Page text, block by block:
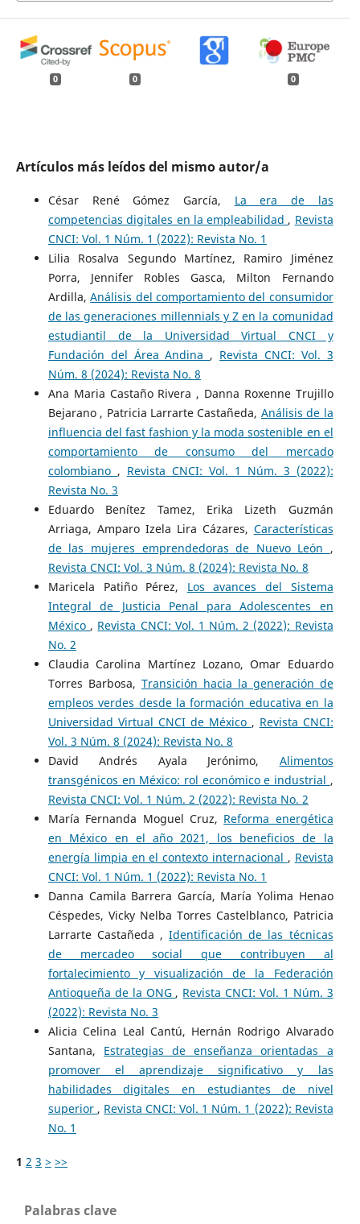
0 0 0
Artículos más leídos del mismo autor/a
César René Gómez García, La era de las
competencias digitales en la empleabilidad , Revista
CNCI: Vol. 1 Núm. 1 (2022): Revista No. 1
Lilia Rosalva Segundo Martínez, Ramiro Jiménez
Porra, Jennifer Robles Gasca, Milton Fernando
Ardilla,Análisis del comportamiento del consumidor
de las generaciones millennials y Z en la comunidad
estudiantil de la Universidad Virtual CNCI y
Fundación del Área Andina , Revista CNCI: Vol. 3
Núm. 8 (2024): Revista No. 8
Ana Maria Castaño Rivera , Danna Roxenne Trujillo
Bejarano , Patricia Larrarte Castañeda, Análisis de la
influencia del fast fashion y la moda sostenible en el
comportamiento de consumo del mercado
colombiano , Revista CNCI: Vol. 1 Núm. 3 (2022):
Revista No. 3
Eduardo Benítez Tamez, Erika Lizeth Guzmán
Arriaga, Amparo Izela Lira Cázares, Características
de las mujeres emprendedoras de Nuevo León ,
Revista CNCI: Vol. 3 Núm. 8 (2024): Revista No. 8
Maricela Patiño Pérez, Los avances del Sistema
Integral de Justicia Penal para Adolescentes en
México , Revista CNCI: Vol. 1 Núm. 2 (2022): Revista
No. 2
Claudia Carolina Martínez Lozano, Omar Eduardo
Torres Barbosa, Transición hacia la generación de
empleos verdes desde la formación educativa en la
Universidad Virtual CNCI de México , Revista CNCI:
Vol. 3 Núm. 8 (2024): Revista No. 8
David Andrés Ayala Jerónimo, Alimentos
transgénicos en México: rol económico e industrial ,
Revista CNCI: Vol. 1 Núm. 2 (2022): Revista No. 2
María Fernanda Moguel Cruz, Reforma energética
en México en el año 2021, los beneficios de la
energía limpia en el contexto internacional , Revista
CNCI: Vol. 1 Núm. 1 (2022): Revista No. 1
Danna Camila Barrera García, María Yolima Henao
Céspedes, Vicky Nelba Torres Castelblanco, Patricia
Larrarte Castañeda ,Identificación de las técnicas
de mercadeo social que contribuyen al
fortalecimiento y visualización de la Federación
Antioqueña de la ONG , Revista CNCI: Vol. 1 Núm. 3
(2022): Revista No. 3
Alicia Celina Leal Cantú, Hernán Rodrigo Alvarado
Santana, Estrategias de enseñanza orientadas a
promover el aprendizaje significativo y las
habilidades digitales en estudiantes de nivel
superior , Revista CNCI: Vol. 1 Núm. 1 (2022): Revista
No. 1
1 2 3 > >>
Palabras clave